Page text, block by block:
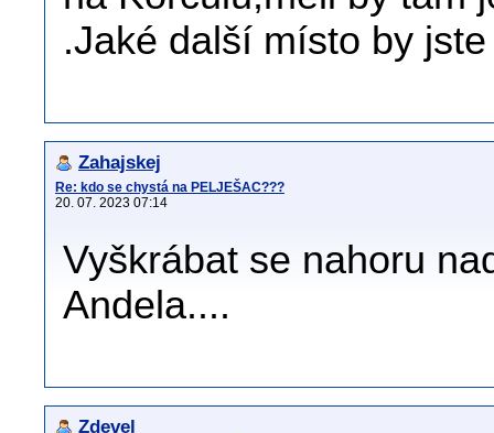
.Jaké další místo by
Zahajskej
Re: kdo se chystá na PELJEŠAC???
20. 07. 2023 07:14
Vyškrábat se nahoru
Andela....
Zdevel